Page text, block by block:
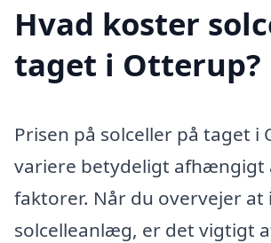
Hvad koster
taget i Otterup?
Prisen på solceller på taget i
variere betydeligt afhængigt
faktorer. Når du overvejer at
solcelleanlæg, er det vigtigt